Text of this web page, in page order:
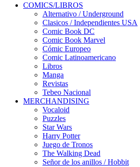
COMICS/LIBROS
Alternativo / Underground
Clasicos / Independientes USA
Comic Book DC
Comic Book Marvel
Cómic Europeo
Comic Latinoamericano
Libros
Manga
Revistas
Tebeo Nacional
MERCHANDISING
Vocaloid
Puzzles
Star Wars
Harry Potter
Juego de Tronos
The Walking Dead
Señor de los anillos / Hobbit